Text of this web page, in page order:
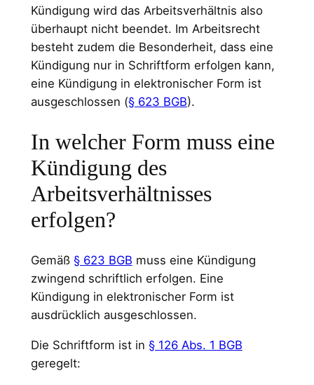
Kündigung wird das Arbeitsverhältnis also
überhaupt nicht beendet. Im Arbeitsrecht
besteht zudem die Besonderheit, dass eine
Kündigung nur in Schriftform erfolgen kann,
eine Kündigung in elektronischer Form ist
ausgeschlossen (§ 623 BGB).
In welcher Form muss eine
Kündigung des
Arbeitsverhältnisses
erfolgen?
Gemäß § 623 BGB muss eine Kündigung
zwingend schriftlich erfolgen. Eine
Kündigung in elektronischer Form ist
ausdrücklich ausgeschlossen.
Die Schriftform ist in § 126 Abs. 1 BGB
geregelt: